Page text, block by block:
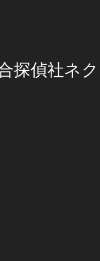
探偵社ネ